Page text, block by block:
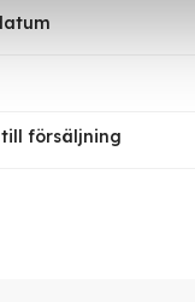
försäljning